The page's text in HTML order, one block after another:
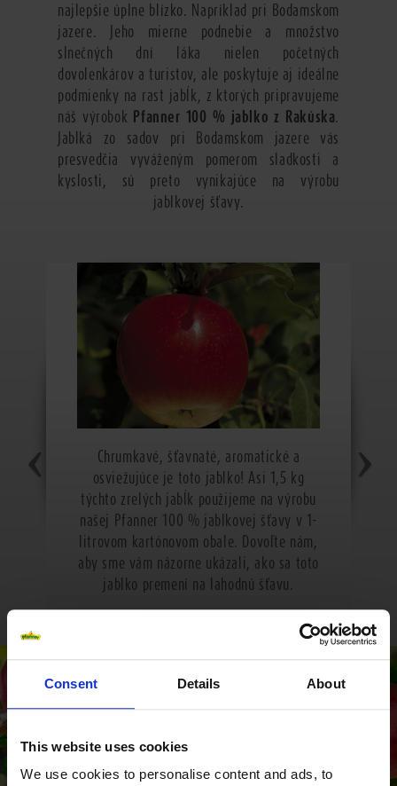
Consent Details About
This website uses cookies
We use cookies to personalise content and ads, to
najlepšie úplne blízko. Napríklad pri Bodamskom
jazere. Jeho mierne podnebie a množstvo
slnečných dní láka nielen početných
dovolenkárov a turistov, ale poskytuje aj ideálne
podmienky na rast jabĺk, z ktorých pripravujeme
náš výrobok Pfanner 100 % jablko z Rakúska.
Jablká zo sadov pri Bodamskom jazere vás
presvedčia vyváženým pomerom sladkosti a
kyslosti, sú preto vynikajúce na výrobu
jablkovej šťavy.
Chrumkavé, šťavnaté, aromatické a
osviežujúce je toto jablko! Asi 1,5 kg
týchto zrelých jabĺk použijeme na výrobu
našej Pfanner 100 % jablkovej šťavy v 1-
litrovom kartónovom obale. Dovoľte nám,
aby sme vám názorne ukázali, ako sa toto
jablko premení na lahodnú šťavu.